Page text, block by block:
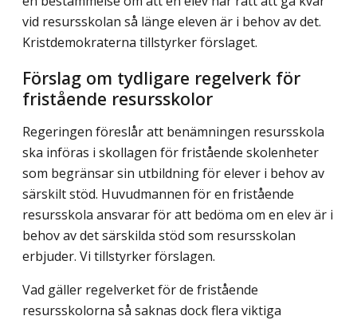
vid resursskolan så länge eleven är i behov av det.
Kristdemokraterna tillstyrker förslaget.
Förslag om tydligare regelverk för
fristående resursskolor
Regeringen föreslår att benämningen resursskola
ska införas i skollagen för fristående skolenheter
som begränsar sin utbildning för elever i behov av
särskilt stöd. Huvud­mannen för en fristående
resursskola ansvarar för att bedöma om en elev är i
behov av det särskilda stöd som resursskolan
erbjuder. Vi tillstyrker förslagen.
Vad gäller regelverket för de fristående
resursskolorna så saknas dock flera viktiga